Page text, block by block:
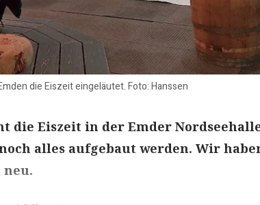
die Eiszeit eingeläutet. Foto: Hanssen
die Eiszeit in der Emder
alles aufgebaut werden. Wir
neu.